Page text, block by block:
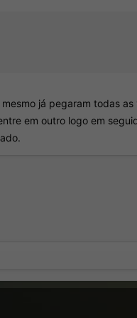
já pegaram todas
em outro logo em